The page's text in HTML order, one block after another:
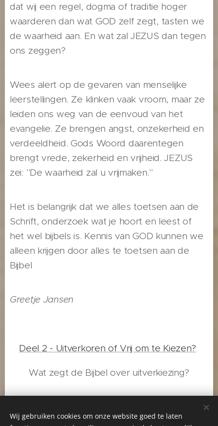
dat wij een regel, dogma of traditie hoger
waarderen dan wat GOD zelf zegt, tasten we
de waarheid aan. En wat zal JEZUS dan tegen
ons zeggen?
Wees alert op de gevaren van menselijke
leerstellingen. Ze klinken vaak vroom, maar ze
leiden ons weg van de eenvoud van het
evangelie. Ze brengen angst, onzekerheid en
verdeeldheid. Gods Woord daarentegen
brengt vrede, zekerheid en vrijheid. JEZUS
zei: "De waarheid zal u vrijmaken."
Het is belangrijk dat we alles toetsen aan de
Schrift, onderzoek wat je hoort en leest of
het wel bijbels is. Kennis van GOD kunnen we
alleen krijgen door alles te toetsen aan de
Bijbel
Greetje Jansen
Deel 2 - Uitverkoren of Vrij om te Kiezen?
Wat zegt de Bijbel over uitverkiezing?
Wij gebruiken cookies om onze website goed te laten